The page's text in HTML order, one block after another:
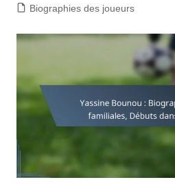
Biographies des joueurs